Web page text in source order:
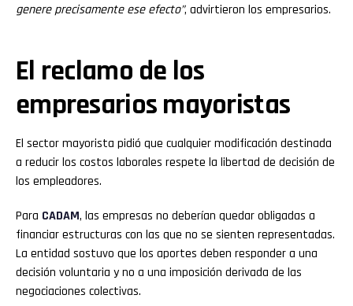
genere precisamente ese efecto”, advirtieron los empresarios.
El reclamo de los
empresarios mayoristas
El sector mayorista pidió que cualquier modificación destinada
a reducir los costos laborales respete la libertad de decisión de
los empleadores.
Para CADAM, las empresas no deberían quedar obligadas a
financiar estructuras con las que no se sienten representadas.
La entidad sostuvo que los aportes deben responder a una
decisión voluntaria y no a una imposición derivada de las
negociaciones colectivas.